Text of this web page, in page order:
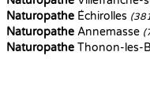
Naturopathe Échirolles
Naturopathe Annemasse
Naturopathe Thonon-les-